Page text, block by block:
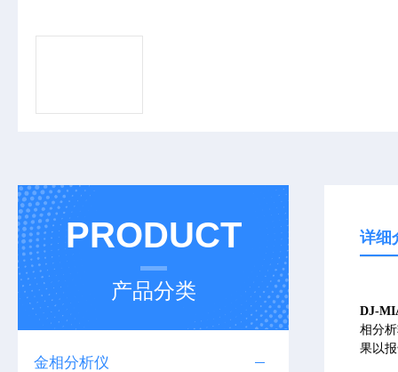
PRODUCT
产品分类
金相分析仪
详细
DJ-
相分
果以